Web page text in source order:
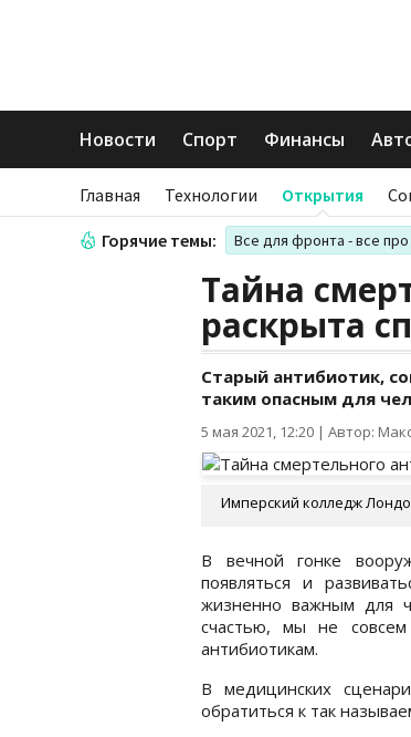
Новости Спорт Финансы
Главная Технологии Открытия
Горячие темы: Все для фронта - все
Тайна
раскрыта
Старый антибиотик,
таким опасным для
5 мая 2021, 12:20 | Автор:
Имперский колледж
В вечной гонке
появляться и
жизненно важным для
счастью, мы не совсем
антибиотикам.
В медицинских
обратиться к так